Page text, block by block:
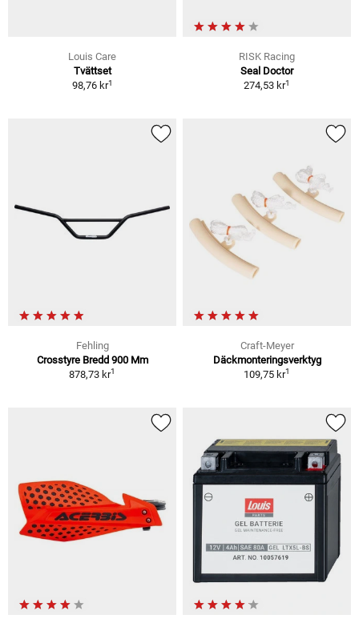
Louis Care
Tvättset
98,76 kr1
RISK Racing
Seal Doctor
274,53 kr1
Fehling
Crosstyre Bredd 900 Mm
878,73 kr1
Craft-Meyer
Däckmonteringsverktyg
109,75 kr1